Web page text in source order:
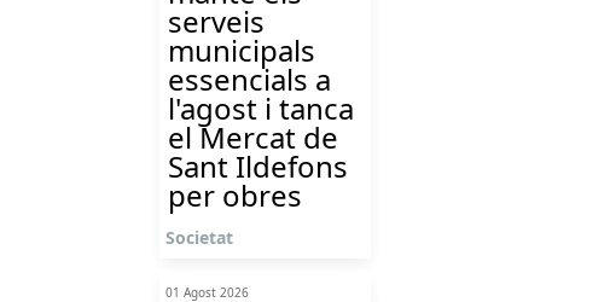
serveis
municipals
essencials a
l'agost i tanca
el Mercat de
Sant Ildefons
per obres
Societat
01 Agost 2026